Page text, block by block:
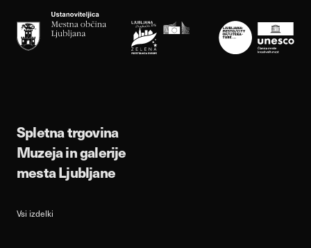
Spletna trgovina
Muzeja in galerije
mesta Ljubljane
Vsi izdelki